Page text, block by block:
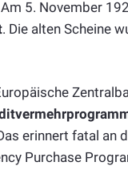
5. November
. Die alten Scheine
Europäische
erinnert fatal an
Purchase